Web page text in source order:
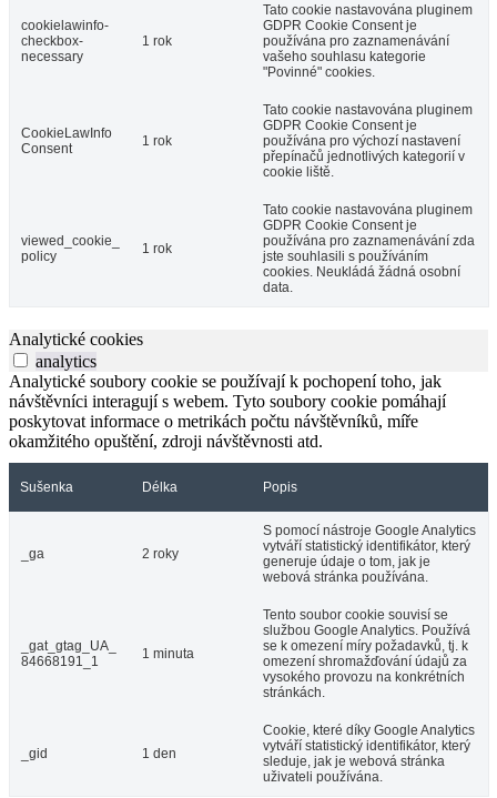
cookielawinfo-
checkbox-
necessary
1 rok
Tato cookie nastavována pluginem
GDPR Cookie Consent je
používána pro zaznamenávání
vašeho souhlasu kategorie
"Povinné" cookies.
CookieLawInfo
Consent
1 rok
Tato cookie nastavována pluginem
GDPR Cookie Consent je
používána pro výchozí nastavení
přepínačů jednotlivých kategorií v
cookie liště.
viewed_cookie_
policy
1 rok
Tato cookie nastavována pluginem
GDPR Cookie Consent je
používána pro zaznamenávání zda
jste souhlasili s používáním
cookies. Neukládá žádná osobní
data.
Analytické cookies
analytics
Analytické soubory cookie se používají k pochopení toho, jak
návštěvníci interagují s webem. Tyto soubory cookie pomáhají
poskytovat informace o metrikách počtu návštěvníků, míře
okamžitého opuštění, zdroji návštěvnosti atd.
Sušenka Délka Popis
_ga 2 roky
S pomocí nástroje Google Analytics
vytváří statistický identifikátor, který
generuje údaje o tom, jak je
webová stránka používána.
_gat_gtag_UA_
84668191_1
1 minuta
Tento soubor cookie souvisí se
službou Google Analytics. Používá
se k omezení míry požadavků, tj. k
omezení shromažďování údajů za
vysokého provozu na konkrétních
stránkách.
_gid 1 den
Cookie, které díky Google Analytics
vytváří statistický identifikátor, který
sleduje, jak je webová stránka
uživateli používána.